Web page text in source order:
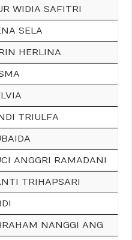
WIDIA SAFITRI
SELA
HERLINA
TRIULFA
ANGGRI RAMADANI
TRIHAPSARI
NANGGI ANG